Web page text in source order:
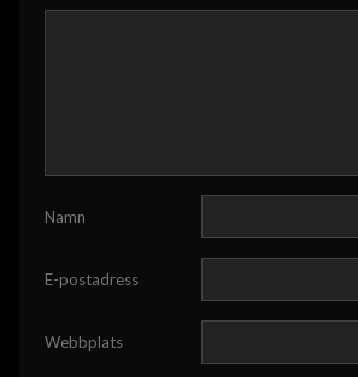
Namn
E-postadress
Webbplats